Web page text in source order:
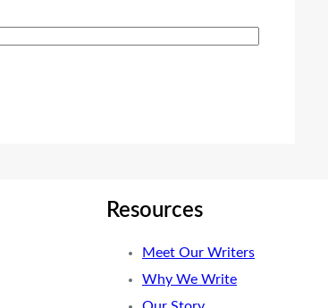
Resources
Meet Our Writers
Why We Write